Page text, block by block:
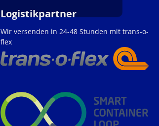
Logistikpartner
Wir versenden in 24-48 Stunden mit trans-o-
flex